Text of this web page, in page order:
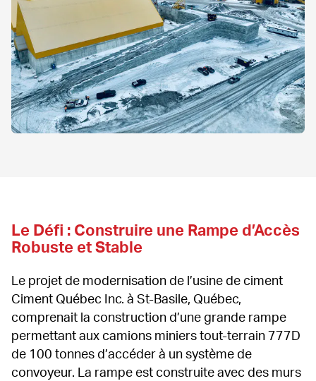
Le Défi : Construire une Rampe d’Accès
Robuste et Stable
Le projet de modernisation de l’usine de ciment
Ciment Québec Inc. à St-Basile, Québec,
comprenait la construction d’une grande rampe
permettant aux camions miniers tout-terrain 777D
de 100 tonnes d’accéder à un système de
convoyeur. La rampe est construite avec des murs